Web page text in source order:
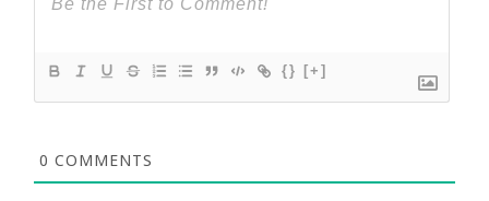
{} [+]
0 COMMENTS